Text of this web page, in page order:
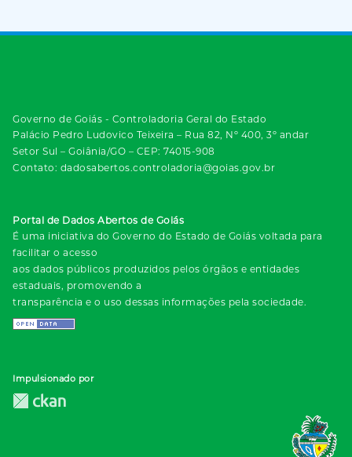
Governo de Goiás - Controladoria Geral do Estado
Palácio Pedro Ludovico Teixeira – Rua 82, Nº 400, 3º andar
Setor Sul – Goiânia/GO – CEP: 74015-908
Contato: dadosabertos.controladoria@goias.gov.br
Portal de Dados Abertos de Goiás
É uma iniciativa do Governo do Estado de Goiás voltada para
facilitar o acesso
aos dados públicos produzidos pelos órgãos e entidades
estaduais, promovendo a
transparência e o uso dessas informações pela sociedade.
Impulsionado por